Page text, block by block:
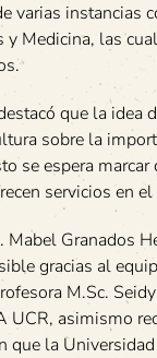
varias instancias
y Medicina, las
que la idea
sobre la
se espera
servicios en el
Mabel Granados
gracias al
M.Sc.
UCR, asimismo
que la